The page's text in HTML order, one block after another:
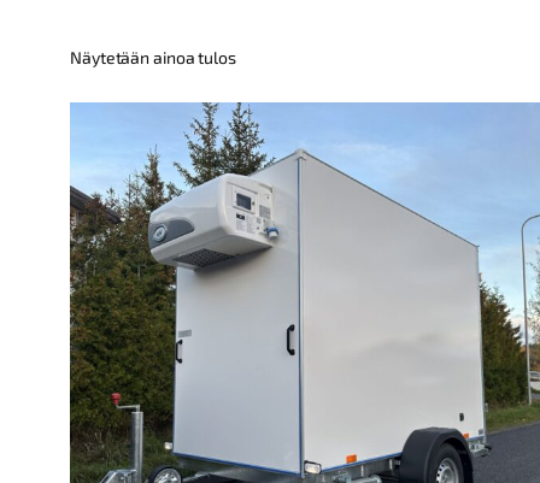
Näytetään ainoa tulos